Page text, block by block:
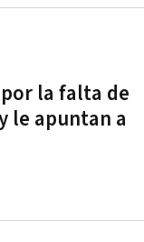
la falta de
le apuntan a